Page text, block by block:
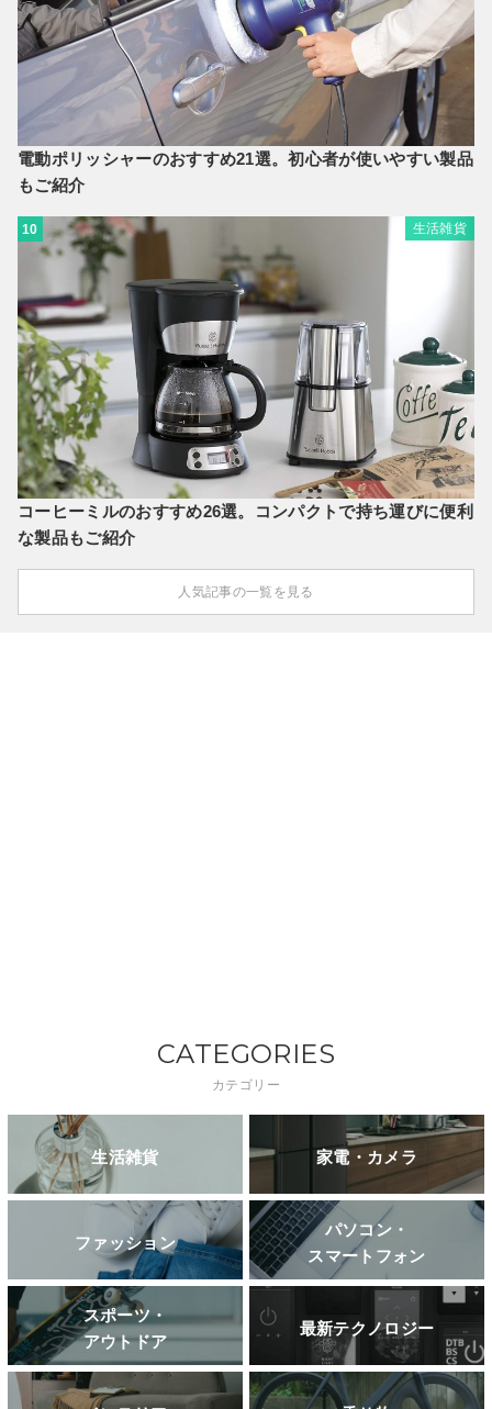
電動ポリッシャーのおすすめ21選。初心者が使いやすい製品
もご紹介
10 生活雑貨
コーヒーミルのおすすめ26選。コンパクトで持ち運びに便利
な製品もご紹介
人気記事の一覧を見る
CATEGORIES
カテゴリー
生活雑貨 家電・カメラ
ファッション
パソコン・
スマートフォン
スポーツ・
アウトドア
最新テクノロジー